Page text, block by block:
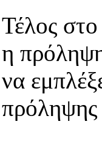
Τέλος στο
η
να
πρόληψης